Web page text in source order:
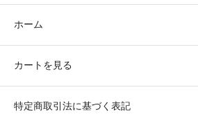
ホーム
カートを見る
特定商取引法に基づく表記